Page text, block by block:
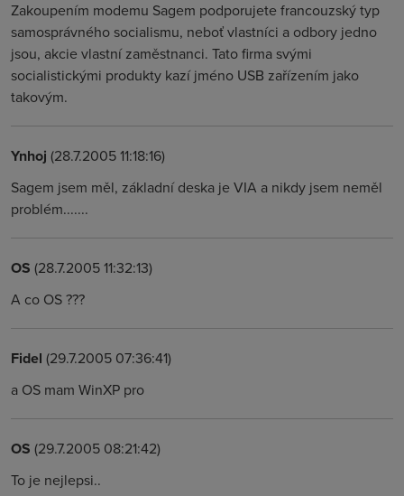
Zakoupením modemu Sagem podporujete francouzský typ
samosprávného socialismu, neboť vlastníci a odbory jedno
jsou, akcie vlastní zaměstnanci. Tato firma svými
socialistickými produkty kazí jméno USB zařízením jako
takovým.
Ynhoj (28.7.2005 11:18:16)
Sagem jsem měl, základní deska je VIA a nikdy jsem neměl
problém.......
OS (28.7.2005 11:32:13)
A co OS ???
Fidel (29.7.2005 07:36:41)
a OS mam WinXP pro
OS (29.7.2005 08:21:42)
To je nejlepsi..